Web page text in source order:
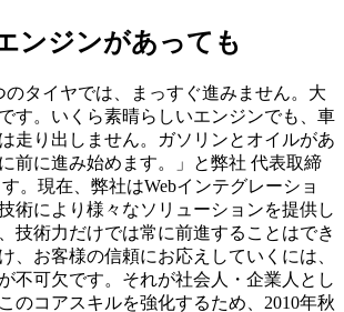
ンジンがあっても
のタイヤでは、まっすぐ進みません。大
す。いくら素晴らしいエンジンでも、車
走り出しません。ガソリンとオイルがあ
前に進み始めます。」と弊社 代表取締
。現在、弊社はWebインテグレーショ
術により様々なソリューションを提供し
技術力だけでは常に前進することはでき
、お客様の信頼にお応えしていくには、
不可欠です。それが社会人・企業人とし
のコアスキルを強化するため、2010年秋